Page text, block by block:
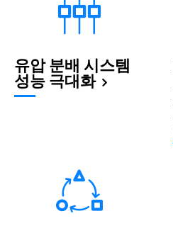
유압 분배 시스템
성능 극대화